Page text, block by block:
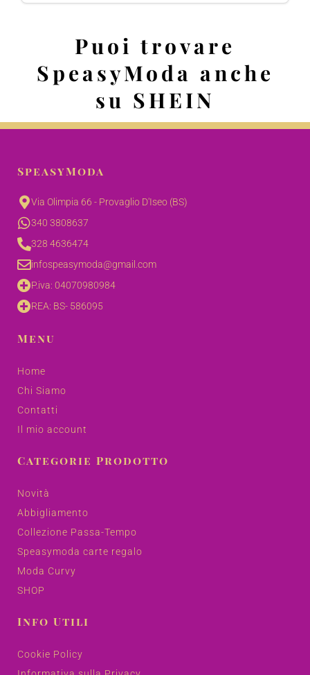
Puoi trovare
SpeasyModa anche
su SHEIN
SpeasyModa
Via Olimpia 66 - Provaglio D'Iseo (BS)
340 3808637
328 4636474
infospeasymoda@gmail.com
P.iva: 04070980984
REA: BS- 586095
Menu
Home
Chi Siamo
Contatti
Il mio account
Categorie Prodotto
Novità
Abbigliamento
Collezione Passa-Tempo
Speasymoda carte regalo
Moda Curvy
SHOP
Info Utili
Cookie Policy